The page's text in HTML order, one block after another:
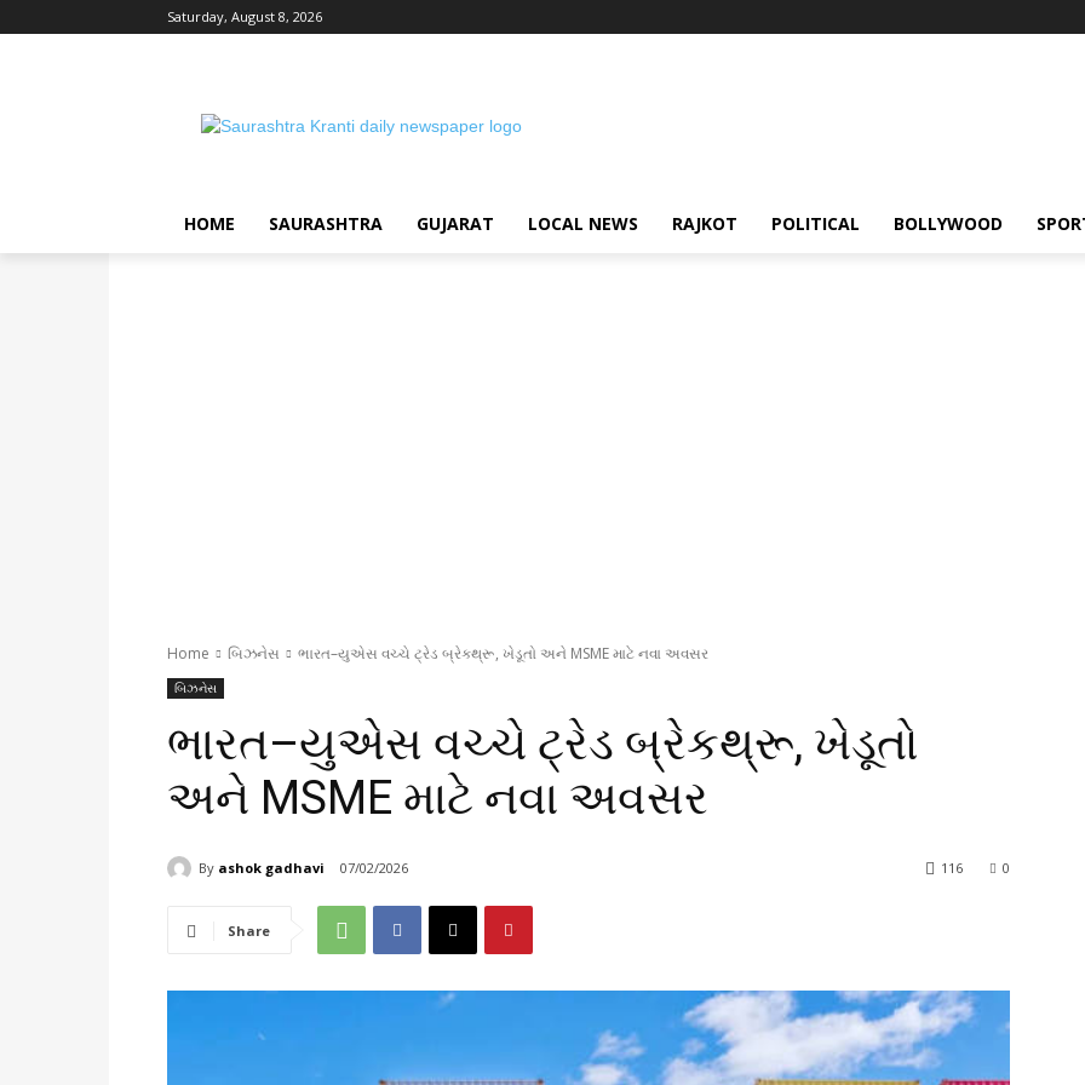
Saturday, August 8, 2026
HOME SAURASHTRA GUJARAT LOCAL NEWS RAJKOT POLITICAL BOLLYWOOD
Home બિઝનેસ ભારત–યુએસ વચ્ચે ટ્રેડ બ્રેકથ્રૂ, ખેડૂતો અને MSME માટે નવા અવસર
બિઝનેસ
ભારત–યુએસ વચ્ચે ટ્રેડ બ્રેકથ્રૂ, ખેડૂતો
અને MSME માટે નવા અવસર
By ashok gadhavi 07/02/2026 0
116
Share